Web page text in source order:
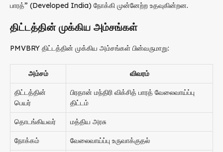
பாரத்” (Developed India) நோக்கி முன்னேற்ற உதவுகின்றன.
திட்டத்தின் முக்கிய அம்சங்கள்
PMVBRY திட்டத்தின் முக்கிய அம்சங்கள் பின்வருமாறு:
அம்சம் விவரம்
திட்டத்தின்
பெயர்
பிரதான் மந்திரி விக்சித் பாரத் வேலைவாய்ப்பு
திட்டம்
தொடங்கியவர் மத்திய அரசு
நோக்கம் வேலைவாய்ப்பு உருவாக்குதல்